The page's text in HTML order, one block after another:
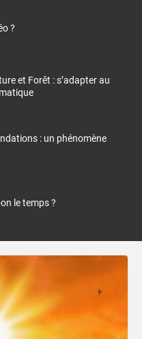
?
et Forêt : s’adapter au
: un phénomène
le temps ?